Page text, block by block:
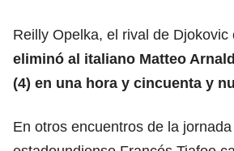
Reilly Opelka, el rival de Djokovic
eliminó al italiano Matteo
(4) en una hora y cincuenta y
En otros encuentros de la jornada